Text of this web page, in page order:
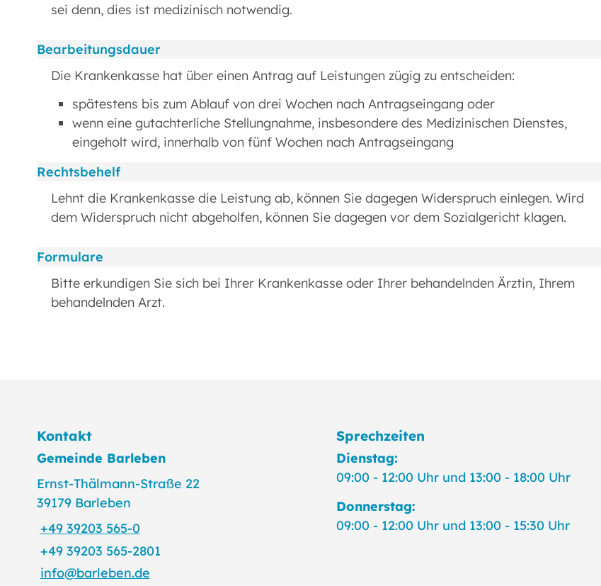
sei denn, dies ist medizinisch notwendig.
Bearbeitungsdauer
Die Krankenkasse hat über einen Antrag auf Leistungen zügig zu entscheiden:
spätestens bis zum Ablauf von drei Wochen nach Antragseingang oder
wenn eine gutachterliche Stellungnahme, insbesondere des Medizinischen Dienstes,
eingeholt wird, innerhalb von fünf Wochen nach Antragseingang
Rechtsbehelf
Lehnt die Krankenkasse die Leistung ab, können Sie dagegen Widerspruch einlegen. Wird
dem Widerspruch nicht abgeholfen, können Sie dagegen vor dem Sozialgericht klagen.
Formulare
Bitte erkundigen Sie sich bei Ihrer Krankenkasse oder Ihrer behandelnden Ärztin, Ihrem
behandelnden Arzt.
Kontakt
Gemeinde Barleben
Ernst-Thälmann-Straße 22
39179 Barleben
+49 39203 565-0
+49 39203 565-2801
info@barleben.de
Sprechzeiten
Dienstag:
09:00 - 12:00 Uhr und 13:00 - 18:00 Uhr
Donnerstag:
09:00 - 12:00 Uhr und 13:00 - 15:30 Uhr